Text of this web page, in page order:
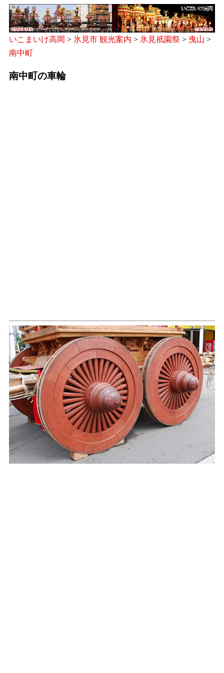
いこまいけ高岡 > 氷見市 観光案内 > 氷見祇園祭 > 曳山 >
南中町
南中町の車輪